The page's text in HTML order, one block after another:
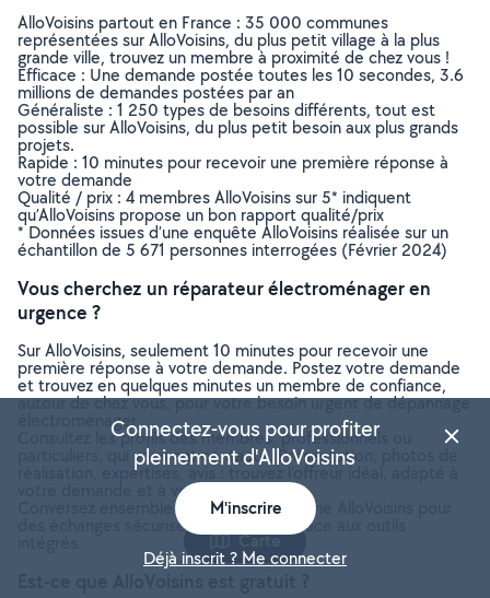
AlloVoisins partout en France : 35 000 communes
représentées sur AlloVoisins, du plus petit village à la plus
grande ville, trouvez un membre à proximité de chez vous !
Efficace : Une demande postée toutes les 10 secondes, 3.6
millions de demandes postées par an
Généraliste : 1 250 types de besoins différents, tout est
possible sur AlloVoisins, du plus petit besoin aux plus grands
projets.
Rapide : 10 minutes pour recevoir une première réponse à
votre demande
Qualité / prix : 4 membres AlloVoisins sur 5* indiquent
qu’AlloVoisins propose un bon rapport qualité/prix
* Données issues d’une enquête AlloVoisins réalisée sur un
échantillon de 5 671 personnes interrogées (Février 2024)
Vous cherchez un réparateur électroménager en
urgence ?
Sur AlloVoisins, seulement 10 minutes pour recevoir une
première réponse à votre demande. Postez votre demande
et trouvez en quelques minutes un membre de confiance,
autour de chez vous, pour votre besoin urgent de dépannage
électroménager
Consultez les profils des membres, professionnels ou
particuliers, qui vous ont contacté. Présentation, photos de
réalisation, expertises, avis : trouvez l'offreur idéal, adapté à
votre demande et à votre budget.
Conversez ensemble depuis la messagerie AlloVoisins pour
des échanges sécurisés et efficaces grâce aux outils
Carte
Connectez-vous pour profiter
pleinement d'AlloVoisins
M'inscrire
Déjà inscrit ? Me connecter